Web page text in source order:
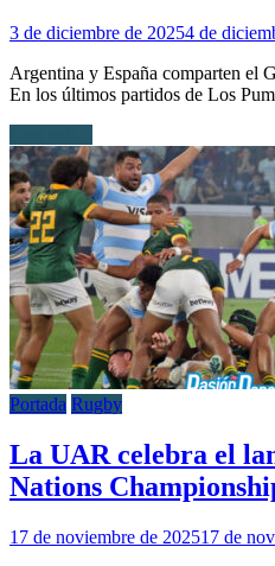
3 de diciembre de 20254 de
Argentina y España comparten el
En los últimos partidos de Los
Portada Rugby
La UAR celebra el
Nations
17 de noviembre de 202517 de